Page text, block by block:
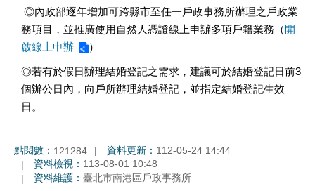
◎內政部逐年增加可跨縣市至任一戶政事務所辦理之戶政業
務項目，並推廣使用自然人憑證線上申辦多項戶籍業務（開
啟線上申辦
）
◎若有於假日辦理結婚登記之需求，建議可於結婚登記日前3
個辦公日內，向戶所辦理結婚登記，並指定結婚登記生效
日。
點閱數： 121284 資料更新： 112-05-24 14:44
資料檢視： 113-08-01 10:48
資料維護： 臺北市南港區戶政事務所